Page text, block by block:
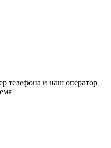
телефона и наш оператор